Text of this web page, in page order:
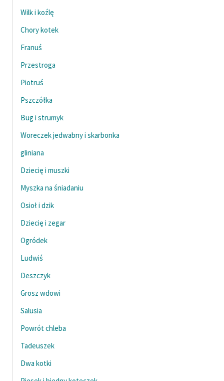
Wilk i koźlę
Chory kotek
Franuś
Przestroga
Piotruś
Pszczółka
Bug i strumyk
Woreczek jedwabny i skarbonka
gliniana
Dziecię i muszki
Myszka na śniadaniu
Osioł i dzik
Dziecię i zegar
Ogródek
Ludwiś
Deszczyk
Grosz wdowi
Salusia
Powrót chleba
Tadeuszek
Dwa kotki